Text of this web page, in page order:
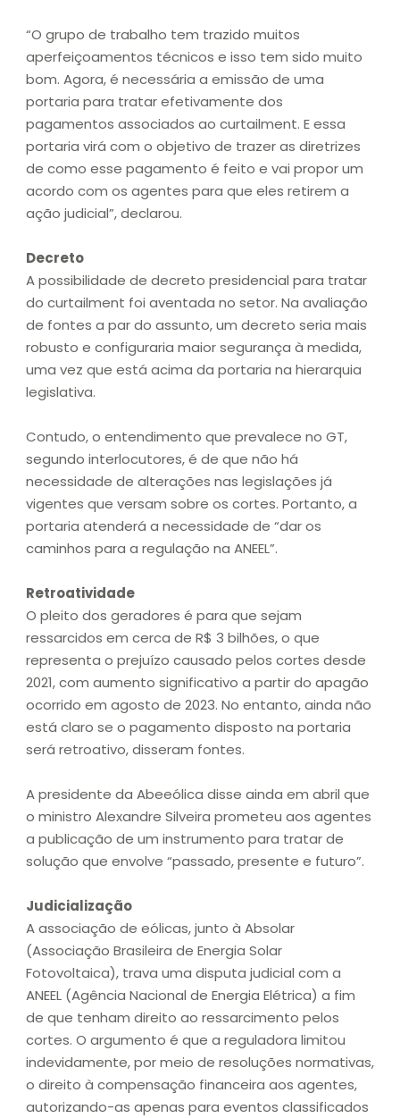
“O grupo de trabalho tem trazido muitos
aperfeiçoamentos técnicos e isso tem sido muito
bom. Agora, é necessária a emissão de uma
portaria para tratar efetivamente dos
pagamentos associados ao curtailment. E essa
portaria virá com o objetivo de trazer as diretrizes
de como esse pagamento é feito e vai propor um
acordo com os agentes para que eles retirem a
ação judicial”, declarou.
Decreto
A possibilidade de decreto presidencial para tratar
do curtailment foi aventada no setor. Na avaliação
de fontes a par do assunto, um decreto seria mais
robusto e configuraria maior segurança à medida,
uma vez que está acima da portaria na hierarquia
legislativa.
Contudo, o entendimento que prevalece no GT,
segundo interlocutores, é de que não há
necessidade de alterações nas legislações já
vigentes que versam sobre os cortes. Portanto, a
portaria atenderá a necessidade de “dar os
caminhos para a regulação na ANEEL”.
Retroatividade
O pleito dos geradores é para que sejam
ressarcidos em cerca de R$ 3 bilhões, o que
representa o prejuízo causado pelos cortes desde
2021, com aumento significativo a partir do apagão
ocorrido em agosto de 2023. No entanto, ainda não
está claro se o pagamento disposto na portaria
será retroativo, disseram fontes.
A presidente da Abeeólica disse ainda em abril que
o ministro Alexandre Silveira prometeu aos agentes
a publicação de um instrumento para tratar de
solução que envolve “passado, presente e futuro”.
Judicialização
A associação de eólicas, junto à Absolar
(Associação Brasileira de Energia Solar
Fotovoltaica), trava uma disputa judicial com a
ANEEL (Agência Nacional de Energia Elétrica) a fim
de que tenham direito ao ressarcimento pelos
cortes. O argumento é que a reguladora limitou
indevidamente, por meio de resoluções normativas,
o direito à compensação financeira aos agentes,
autorizando-as apenas para eventos classificados